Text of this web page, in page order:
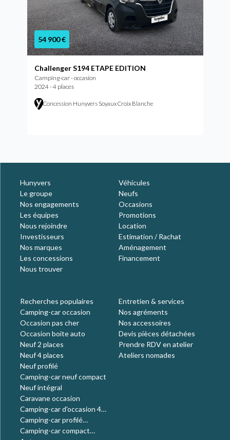
54 900 €
Challenger S194 ETAPE EDITION
Camping-car - occasion
2024 - 4 places
Concession Hunyvers Soyaux Croix Blanche
Hunyvers
Le groupe
Nos engagements
Les équipes
Nous rejoindre
Investisseurs
Nos marques
Les concessions
Nous trouver
Véhicules
Neufs
Occasions
Promotions
Location
Estimation / Rachat
Aménagement
Financement
Recherches populaires
Camping-car occasion
Occasion pas cher
Occasion boite auto
Neuf 2 places
Neuf 4 places
Neuf profilé
Camping-car neuf compact
Neuf intégral
Caravane occasion
Camping-car d'occasion 4
places
Camping-car profilé
occasion
Camping-car compact
Entretien & services
Nos agréments
Nos accessoires
Devis pièces détachées
Prendre RDV en atelier
Ateliers nomades